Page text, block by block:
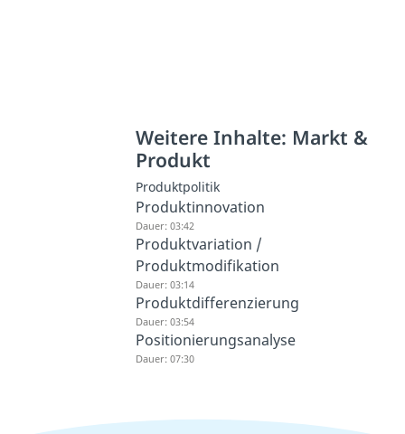
Weitere Inhalte: Markt &
Produkt
Produktpolitik
Produktinnovation
Dauer: 03:42
Produktvariation /
Produktmodifikation
Dauer: 03:14
Produktdifferenzierung
Dauer: 03:54
Positionierungsanalyse
Dauer: 07:30